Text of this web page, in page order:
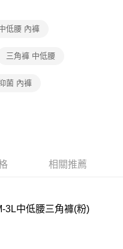
費
費
低腰 內褲
三角褲 中低腰
菌 內褲
相關推薦
3L中低腰三角褲(粉)